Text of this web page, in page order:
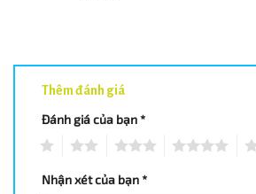
Thêm đánh giá
Đánh giá của bạn*
Nhận xét của bạn*